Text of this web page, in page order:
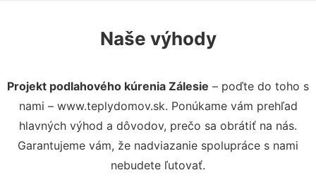
Naše výhody
Projekt podlahového kúrenia Zálesie – poďte do toho s
nami – www.teplydomov.sk. Ponúkame vám prehľad
hlavných výhod a dôvodov, prečo sa obrátiť na nás.
Garantujeme vám, že nadviazanie spolupráce s nami
nebudete ľutovať.